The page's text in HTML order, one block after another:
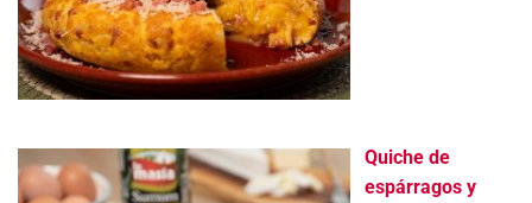
Quiche de
espárragos y